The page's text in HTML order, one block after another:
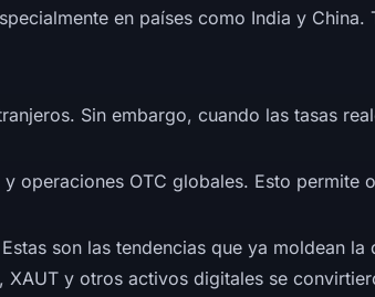
en países como India y
Sin embargo, cuando las tasas
operaciones OTC globales. Esto
son las tendencias que ya moldean la
y otros activos digitales se